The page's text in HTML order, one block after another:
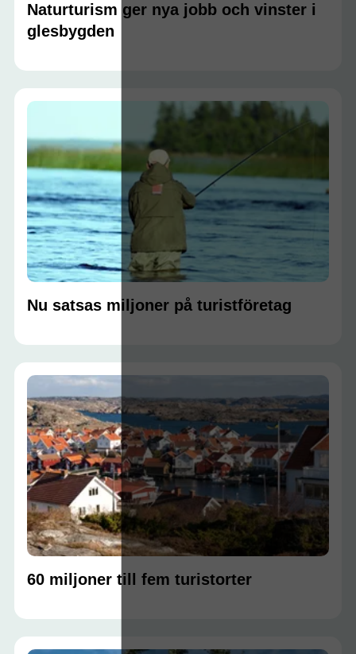
Naturturism ger nya jobb och vinster i
glesbygden
Nu satsas miljoner på turistföretag
60 miljoner till fem turistorter